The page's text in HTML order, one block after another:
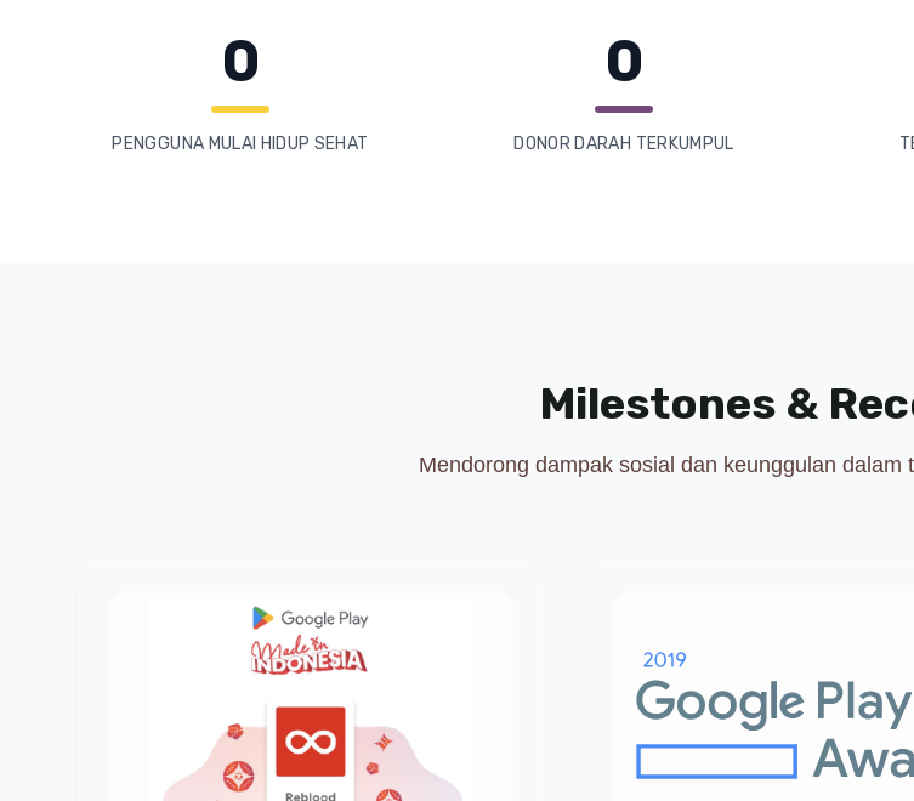
0
PENGGUNA MULAI HIDUP SEHAT
0
DONOR DARAH TERKUMPUL
Milestones &
Mendorong dampak sosial dan keunggulan dalam